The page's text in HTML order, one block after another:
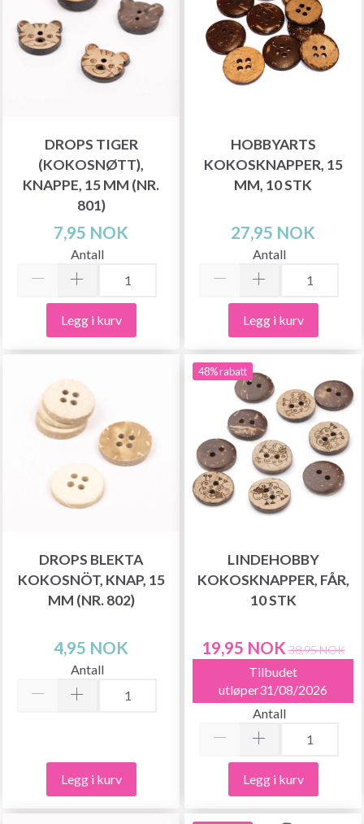
DROPS TIGER
(KOKOSNØTT),
KNAPPE, 15 MM (NR.
801)
7,95 NOK
Antall
Legg i kurv
HOBBYARTS
KOKOSKNAPPER, 15
MM, 10 STK
27,95 NOK
Antall
Legg i kurv
DROPS BLEKTA
KOKOSNÖT, KNAP, 15
MM (NR. 802)
4,95 NOK
Antall
Legg i kurv
48% rabatt
LINDEHOBBY
KOKOSKNAPPER, FÅR,
10 STK
19,95 NOK 38,95 NOK
Tilbudet
utløper31/08/2026
Antall
Legg i kurv